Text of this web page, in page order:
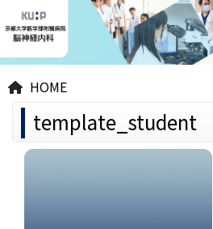
HOME
template_student